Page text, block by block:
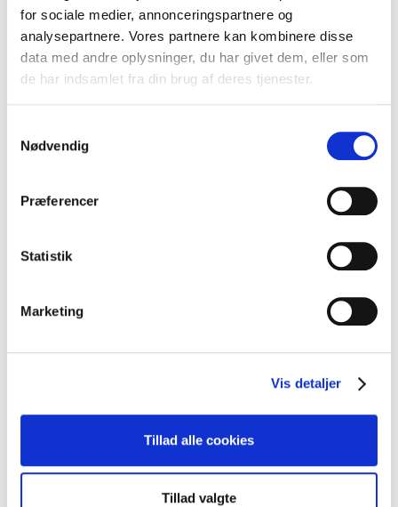
for sociale medier, annonceringspartnere og
analysepartnere. Vores partnere kan kombinere disse
data med andre oplysninger, du har givet dem, eller som
de har indsamlet fra din brug af deres tjenester.
Nødvendig
Præferencer
Statistik
Marketing
Vis detaljer
Tillad alle cookies
Tillad valgte
Sprøde vandbakkelser med solbær og flødeskum